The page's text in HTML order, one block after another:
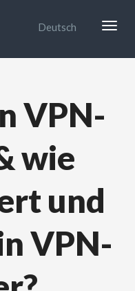
Deutsch
VPN-
wie
und
VPN-